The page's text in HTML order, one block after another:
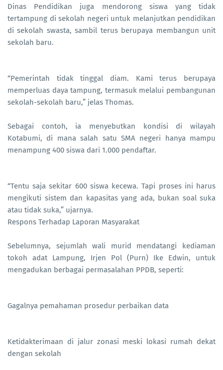
Dinas Pendidikan juga mendorong siswa yang tidak
tertampung di sekolah negeri untuk melanjutkan pendidikan
di sekolah swasta, sambil terus berupaya membangun unit
sekolah baru.
“Pemerintah tidak tinggal diam. Kami terus berupaya
memperluas daya tampung, termasuk melalui pembangunan
sekolah-sekolah baru,” jelas Thomas.
Sebagai contoh, ia menyebutkan kondisi di wilayah
Kotabumi, di mana salah satu SMA negeri hanya mampu
menampung 400 siswa dari 1.000 pendaftar.
“Tentu saja sekitar 600 siswa kecewa. Tapi proses ini harus
mengikuti sistem dan kapasitas yang ada, bukan soal suka
atau tidak suka,” ujarnya.
Respons Terhadap Laporan Masyarakat
Sebelumnya, sejumlah wali murid mendatangi kediaman
tokoh adat Lampung, Irjen Pol (Purn) Ike Edwin, untuk
mengadukan berbagai permasalahan PPDB, seperti:
Gagalnya pemahaman prosedur perbaikan data
Ketidakterimaan di jalur zonasi meski lokasi rumah dekat
dengan sekolah